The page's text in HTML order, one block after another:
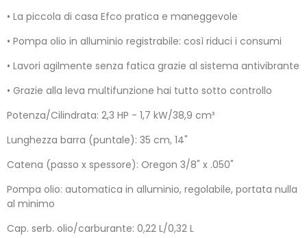
• La piccola di casa Efco pratica e maneggevole
• Pompa olio in alluminio registrabile: così riduci i consumi
• Lavori agilmente senza fatica grazie al sistema antivibrante
• Grazie alla leva multifunzione hai tutto sotto controllo
Potenza/Cilindrata: 2,3 HP - 1,7 kW/38,9 cm³
Lunghezza barra (puntale): 35 cm, 14"
Catena (passo x spessore): Oregon 3/8" x .050"
Pompa olio: automatica in alluminio, regolabile, portata nulla
al minimo
Cap. serb. olio/carburante: 0,22 L/0,32 L